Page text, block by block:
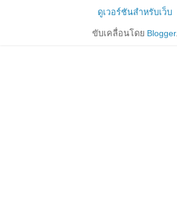
ดูเวอร์ชันสำหรับเว็บ
ขับเคลื่อนโดย Blogger.